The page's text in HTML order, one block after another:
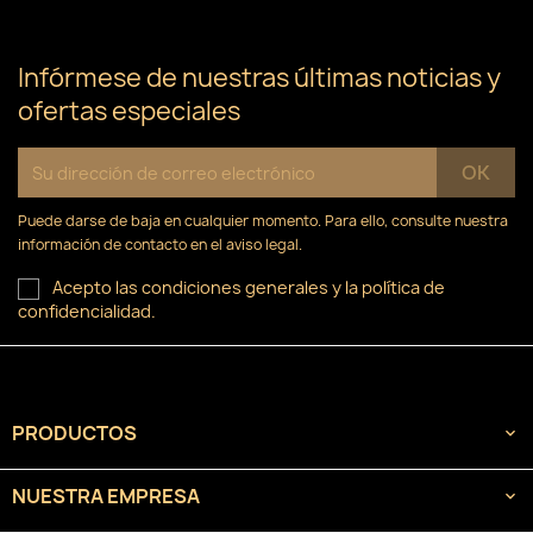
Infórmese de nuestras últimas noticias y
ofertas especiales
Puede darse de baja en cualquier momento. Para ello, consulte nuestra
información de contacto en el aviso legal.
Acepto las condiciones generales y la política de
confidencialidad.
PRODUCTOS 
NUESTRA EMPRESA 